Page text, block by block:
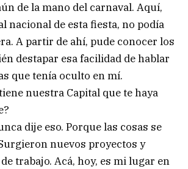
de la mano del carnaval. Aquí,
nacional de esta fiesta, no podía
A partir de ahí, pude conocer los
destapar esa facilidad de hablar
que tenía oculto en mí.
nuestra Capital que te haya
dije eso. Porque las cosas se
nuevos proyectos y
trabajo. Acá, hoy, es mi lugar en